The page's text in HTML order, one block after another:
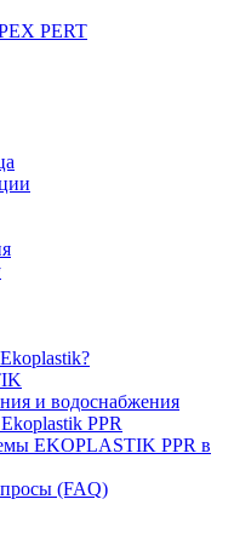
PERT
и водоснабжения
PPR
EKOPLASTIK PPR в
(FAQ)